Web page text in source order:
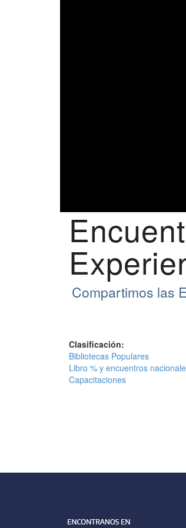
Compartimos las
Clasificación:
Bibliotecas Populares
Libro % y encuentros
Capacitaciones